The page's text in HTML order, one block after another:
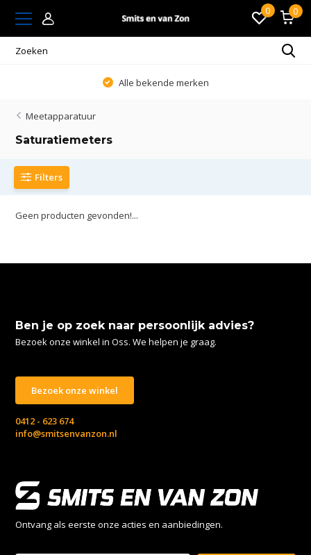
0 0
Alle bekende merken
Meetapparatuur
Saturatiemeters
Filters
Geen producten gevonden!...
Ben je op zoek naar persoonlijk advies?
Bezoek onze winkel in Oss. We helpen je graag.
Bezoek onze winkel
0412 - 623 674
info@smitsenvanzon.nl
Ontvang als eerste onze acties en aanbiedingen.